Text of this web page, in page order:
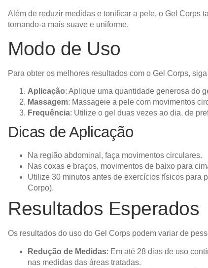
Além de reduzir medidas e tonificar a pele, o Gel Corps
tornando-a mais suave e uniforme.
Modo de Uso
Para obter os melhores resultados com o Gel Corps,
Aplicação: Aplique uma quantidade generosa do
Massagem: Massageie a pele com movimentos
Frequência: Utilize o gel duas vezes ao dia, de
Dicas de Aplicação
Na região abdominal, faça movimentos circulares.
Nas coxas e braços, movimentos de baixo para
Utilize 30 minutos antes de exercícios físicos para
Corpo)​.
Resultados Esperados
Os resultados do uso do Gel Corps podem variar de
Redução de Medidas: Em até 28 dias de uso
nas medidas das áreas tratadas.